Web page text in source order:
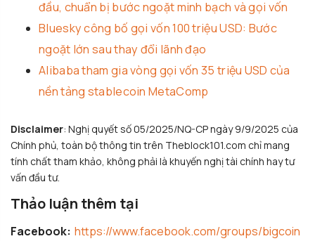
đầu, chuẩn bị bước ngoặt minh bạch và gọi vốn
Bluesky công bố gọi vốn 100 triệu USD: Bước
ngoặt lớn sau thay đổi lãnh đạo
Alibaba tham gia vòng gọi vốn 35 triệu USD của
nền tảng stablecoin MetaComp
Disclaimer: Nghị quyết số 05/2025/NQ-CP ngày 9/9/2025 của
Chính phủ, toàn bộ thông tin trên Theblock101.com chỉ mang
tính chất tham khảo, không phải là khuyến nghị tài chính hay tư
vấn đầu tư.
Thảo luận thêm tại
Facebook: https://www.facebook.com/groups/bigcoin